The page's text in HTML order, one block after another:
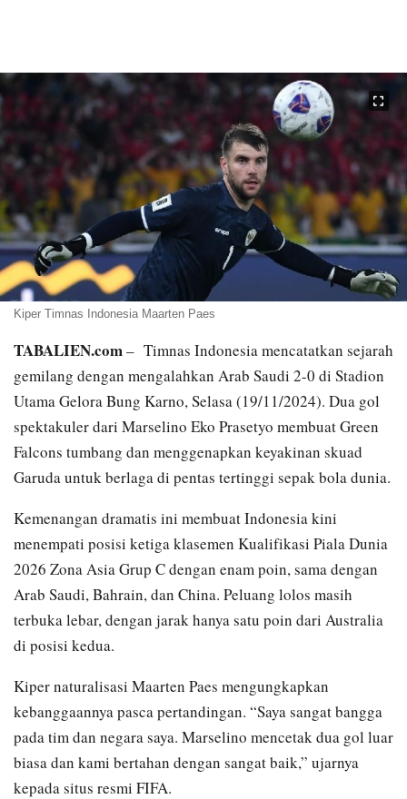
Kiper Timnas Indonesia Maarten Paes
TABALIEN.com– Timnas Indonesia mencatatkan sejarah
gemilang dengan mengalahkan Arab Saudi 2-0 di Stadion
Utama Gelora Bung Karno, Selasa (19/11/2024). Dua gol
spektakuler dari Marselino Eko Prasetyo membuat Green
Falcons tumbang dan menggenapkan keyakinan skuad
Garuda untuk berlaga di pentas tertinggi sepak bola dunia.
Kemenangan dramatis ini membuat Indonesia kini
menempati posisi ketiga klasemen Kualifikasi Piala Dunia
2026 Zona Asia Grup C dengan enam poin, sama dengan
Arab Saudi, Bahrain, dan China. Peluang lolos masih
terbuka lebar, dengan jarak hanya satu poin dari Australia
di posisi kedua.
Kiper naturalisasi Maarten Paes mengungkapkan
kebanggaannya pasca pertandingan. “Saya sangat bangga
pada tim dan negara saya. Marselino mencetak dua gol luar
biasa dan kami bertahan dengan sangat baik,” ujarnya
kepada situs resmi FIFA.